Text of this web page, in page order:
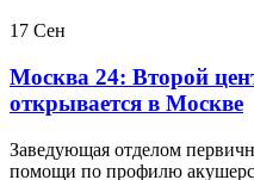
17 Сен
Москва 24: Второй
открывается в Москве
Заведующая отделом
помощи по профилю